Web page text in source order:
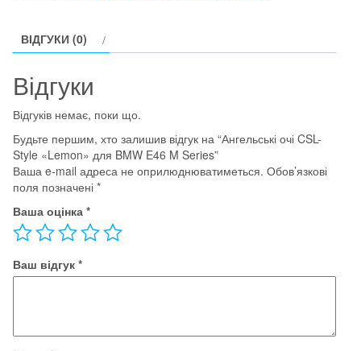
ВІДГУКИ (0)
Відгуки
Відгуків немає, поки що.
Будьте першим, хто залишив відгук на “Ангельські очі CSL-
Style «Lemon» для BMW E46 M Series”
Ваша e-mail адреса не оприлюднюватиметься. Обов’язкові
поля позначені *
Ваша оцінка *
Ваш відгук *